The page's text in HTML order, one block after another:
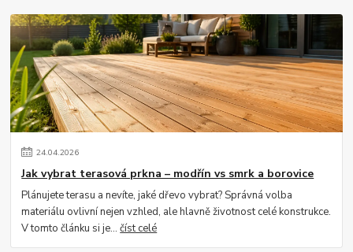
24.04.2026
Jak vybrat terasová prkna – modřín vs smrk a borovice
Plánujete terasu a nevíte, jaké dřevo vybrat? Správná volba
materiálu ovlivní nejen vzhled, ale hlavně životnost celé konstrukce.
V tomto článku si je...číst celé